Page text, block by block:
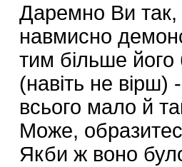
Даремно Ви
навмисно
тим більше його
(навіть не
всього мало й
Може,
Якби ж воно